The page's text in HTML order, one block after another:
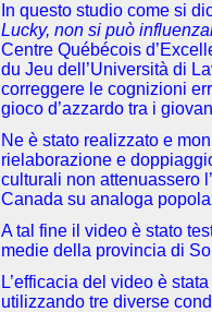
In questo studio come si
Lucky, non si può
Centre Québécois
du Jeu dell’Università di
correggere le cognizioni
gioco d’azzardo tra i
Ne è stato realizzato e
rielaborazione e
culturali non attenuassero
Canada su analoga
A tal fine il video è stato
medie della provincia di
L’efficacia del video è
utilizzando tre diverse